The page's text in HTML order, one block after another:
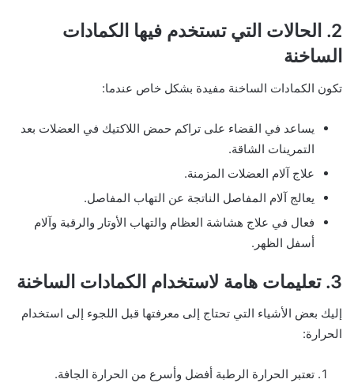
2. الحالات التي تستخدم فيها الكمادات
الساخنة
تكون الكمادات الساخنة مفيدة بشكل خاص عندما:
يساعد في القضاء على تراكم حمض اللاكتيك في العضلات بعد
التمرينات الشاقة.
علاج آلام العضلات المزمنة.
يعالج آلام المفاصل الناتجة عن التهاب المفاصل.
فعال في علاج هشاشة العظام والتهاب الأوتار والرقبة وآلام
أسفل الظهر.
3. تعليمات هامة لاستخدام الكمادات الساخنة
إليك بعض الأشياء التي تحتاج إلى معرفتها قبل اللجوء إلى استخدام
الحرارة:
تعتبر الحرارة الرطبة أفضل وأسرع من الحرارة الجافة.